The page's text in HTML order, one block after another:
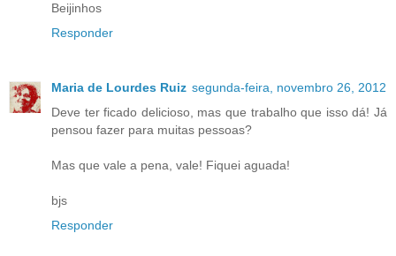
Beijinhos
Responder
Maria de Lourdes Ruiz segunda-feira, novembro 26, 2012
Deve ter ficado delicioso, mas que trabalho que isso dá! Já
pensou fazer para muitas pessoas?
Mas que vale a pena, vale! Fiquei aguada!
bjs
Responder